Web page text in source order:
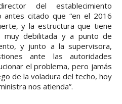
del establecimiento
citado que “en el 2016
y la estructura que tiene
muy debilitada y a punto de
y junto a la supervisora,
ante las autoridades
el problema, pero jamás
de la voladura del techo, hoy
nos atienda”.